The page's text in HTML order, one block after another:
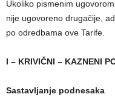
Ukoliko pismenim
nije ugovoreno drugačije,
po odredbama ove Tarife.
I – KRIVIČNI – KAZNENI
Sastavljanje podnesaka